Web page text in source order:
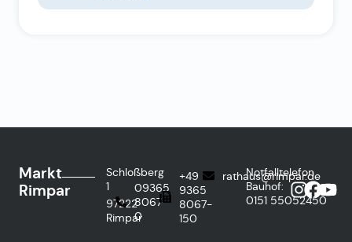
Markt
Rimpar
Schloßberg
1
97222
Rimpar
09365
8067-
0
+49
9365
8067-
150
rathaus@rimpar.de
Notfalltelefon
Bauhof:
0151 55052450